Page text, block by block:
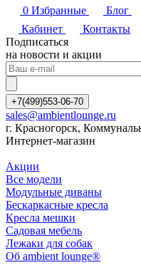
0 Избранные Блог
Кабинет
Контакты
Подписаться
на новости и акции
+7(499)553-06-70
sales@ambientlounge.ru
г. Красногорск,
Интернет-магазин
Акции
Все модели
Модульные диваны
Бескаркасные кресла
Кресла мешки
Садовая мебель
Лежаки для собак
Об ambient lounge®